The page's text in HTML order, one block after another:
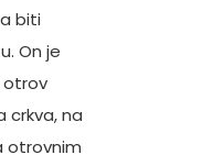
biti
On je
otrov
crkva, na
otrovnim